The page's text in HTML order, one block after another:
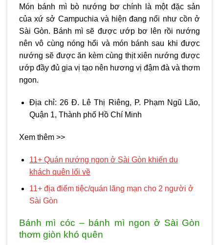
Món bánh mì bò nướng bơ chính là một đặc sản
của xứ sở Campuchia và hiện đang nổi như cồn ở
Sài Gòn. Bánh mì sẽ được ướp bơ lên rồi nướng
nên vô cùng nóng hổi và món bánh sau khi được
nướng sẽ được ăn kèm cùng thịt xiên nướng được
ướp đầy đủ gia vị tạo nên hương vị đậm đà và thơm
ngon.
Địa chỉ: 26 Đ. Lê Thị Riêng, P. Phạm Ngũ Lão,
Quận 1, Thành phố Hồ Chí Minh
Xem thêm >>
11+ Quán nướng ngon ở Sài Gòn khiến du
khách quên lối về
11+ địa điểm tiệc/quán lãng mạn cho 2 người ở
Sài Gòn
Bánh mì cóc – bánh mì ngon ở Sài Gòn
thơm giòn khó quên